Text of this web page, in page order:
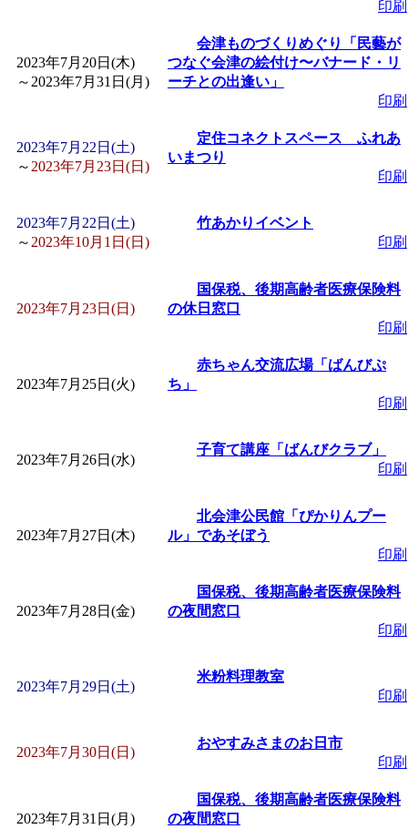
印刷
2023年7月20日(木)
～ 2023年7月31日(月)
会津ものづくりめぐり「民藝が
つなぐ会津の絵付け〜バナード・リ
ーチとの出逢い」
印刷
2023年7月22日(土)
～ 2023年7月23日(日)
定住コネクトスペース ふれあ
いまつり
印刷
2023年7月22日(土)
～ 2023年10月1日(日)
竹あかりイベント
印刷
2023年7月23日(日)
国保税、後期高齢者医療保険料
の休日窓口
印刷
2023年7月25日(火)
赤ちゃん交流広場「ばんびぷ
ち」
印刷
2023年7月26日(水)
子育て講座「ばんびクラブ」
印刷
2023年7月27日(木)
北会津公民館「ぴかりんプー
ル」であそぼう
印刷
2023年7月28日(金)
国保税、後期高齢者医療保険料
の夜間窓口
印刷
2023年7月29日(土)
米粉料理教室
印刷
2023年7月30日(日)
おやすみさまのお日市
印刷
2023年7月31日(月)
国保税、後期高齢者医療保険料
の夜間窓口